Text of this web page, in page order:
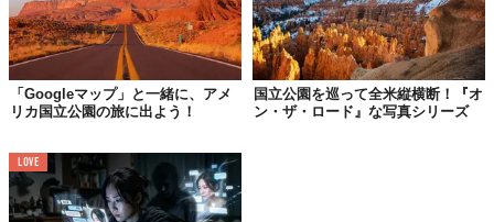
火山活動を行う浅間山（2,568m）や四阿山（2,354m）などの山
岳と、広大な高原が特徴の「上信越高原国立公園（じょうしんえ
つこうげん・こくりつこうえん）
」。群馬県、新潟県、長野県に
またがっていて、日本百名山に選ばれている名峰も多く、夏は避
暑地として冬はスキー場としても人気です。
津温泉、ニホンザルをひと目見ようと多くの外国人観光客が集ま
る地獄谷野猿公苑（スノーモンキー）など、豊富な温泉地にも注
目したいところ。
「Googleマップ」と一緒に、アメ
リカ国立公園の旅に出よう！
国立公園を巡って全米縦横断！『オ
ン・ザ・ロード』な写真シリーズ
LOVE